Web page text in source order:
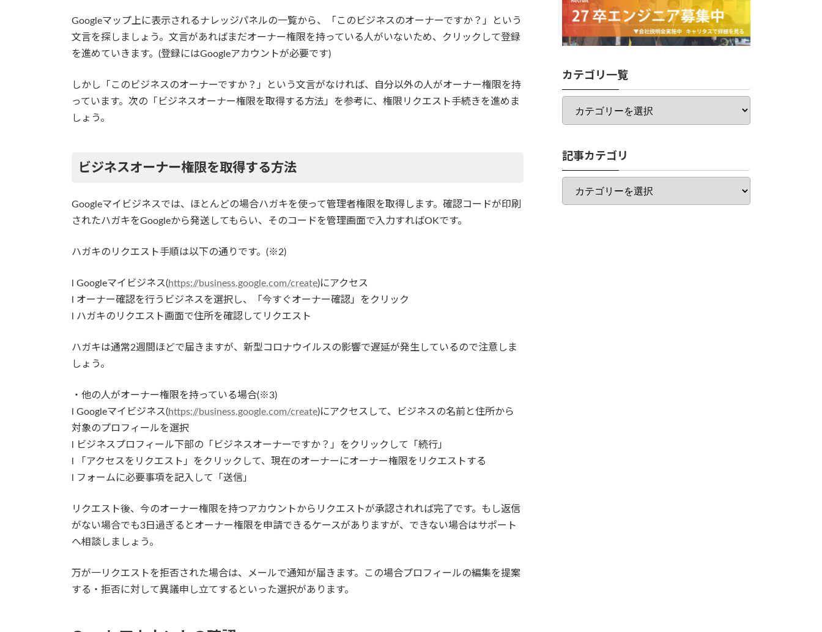
Googleマップ上に表示されるナレッジパネルの一覧から、「このビジネスのオーナーですか？」という
文言を探しましょう。文言があればまだオーナー権限を持っている人がいないため、クリックして登録
を進めていきます。(登録にはGoogleアカウントが必要です)
しかし「このビジネスのオーナーですか？」という文言がなければ、自分以外の人がオーナー権限を持
っています。次の「ビジネスオーナー権限を取得する方法」を参考に、権限リクエスト手続きを進めま
しょう。
ビジネスオーナー権限を取得する方法
Googleマイビジネスでは、ほとんどの場合ハガキを使って管理者権限を取得します。確認コードが印刷
されたハガキをGoogleから発送してもらい、そのコードを管理画面で入力すればOKです。
ハガキのリクエスト手順は以下の通りです。(※2)
l Googleマイビジネス(https://business.google.com/create)にアクセス
l オーナー確認を行うビジネスを選択し、「今すぐオーナー確認」をクリック
l ハガキのリクエスト画面で住所を確認してリクエスト
ハガキは通常2週間ほどで届きますが、新型コロナウイルスの影響で遅延が発生しているので注意しま
しょう。
・他の人がオーナー権限を持っている場合(※3)
l Googleマイビジネス(https://business.google.com/create)にアクセスして、ビジネスの名前と住所から
対象のプロフィールを選択
l ビジネスプロフィール下部の「ビジネスオーナーですか？」をクリックして「続行」
l 「アクセスをリクエスト」をクリックして、現在のオーナーにオーナー権限をリクエストする
l フォームに必要事項を記入して「送信」
リクエスト後、今のオーナー権限を持つアカウントからリクエストが承認されれば完了です。もし返信
がない場合でも3日過ぎるとオーナー権限を申請できるケースがありますが、できない場合はサポート
へ相談しましょう。
万が一リクエストを拒否された場合は、メールで通知が届きます。この場合プロフィールの編集を提案
する・拒否に対して異議申し立てするといった選択があります。
カテゴリ一覧
カ
ゴ
一
覧
記事カテゴリ
記
カ